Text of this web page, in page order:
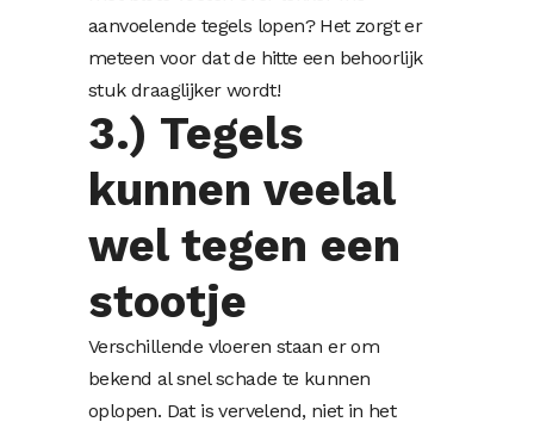
aanvoelende tegels lopen? Het zorgt er
meteen voor dat de hitte een behoorlijk
stuk draaglijker wordt!
3.) Tegels
kunnen veelal
wel tegen een
stootje
Verschillende vloeren staan er om
bekend al snel schade te kunnen
oplopen. Dat is vervelend, niet in het